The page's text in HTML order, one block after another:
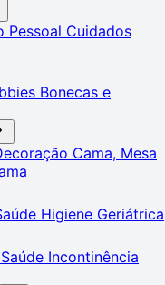
Pessoal Cuidados
Bonecas e
Cama, Mesa
Higiene Geriátrica
Incontinência